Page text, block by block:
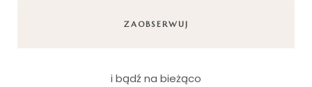
ZAOBSERWUJ
i bądź na bieżąco